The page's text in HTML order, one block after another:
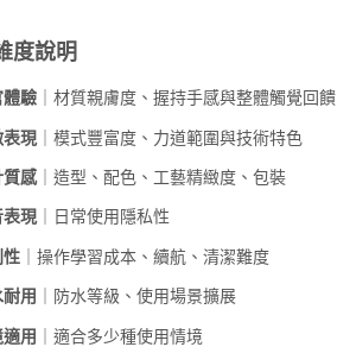
度說明
體驗 ｜材質親膚度、握持手感與整體觸覺回饋
現 ｜模式豐富度、力道範圍與技術特色
質感｜造型、配色、工藝精緻度、包裝
現 ｜日常使用隱私性
性 ｜操作學習成本、續航、清潔難度
用 ｜防水等級、使用場景擴展
用 ｜適合多少種使用情境